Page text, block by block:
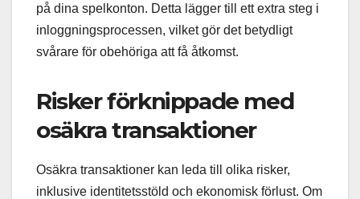
på dina spelkonton. Detta lägger till ett extra steg i
inloggningsprocessen, vilket gör det betydligt
svårare för obehöriga att få åtkomst.
Risker förknippade med
osäkra transaktioner
Osäkra transaktioner kan leda till olika risker,
inklusive identitetsstöld och ekonomisk förlust. Om